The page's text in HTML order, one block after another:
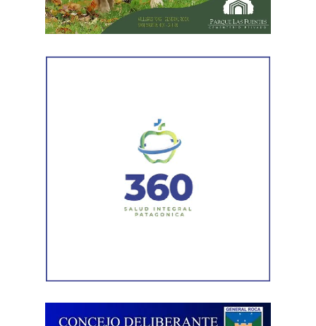
en el marco de la investigación.
Durante el procedimiento, el personal encontró el teléfono
correspondiente para acreditar su propiedad. Además,
denunciado como robado